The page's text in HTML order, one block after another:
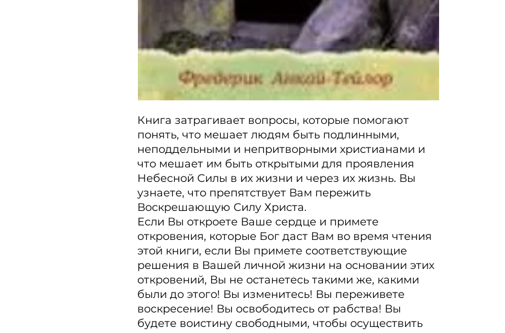
Книга затрагивает вопросы, которые помогают
понять, что мешает людям быть подлинными,
неподдельными и непритворными христианами и
что мешает им быть открытыми для проявления
Небесной Силы в их жизни и через их жизнь. Вы
узнаете, что препятствует Вам пережить
Воскрешающую Силу Христа.
Если Вы откроете Ваше сердце и примете
откровения, которые Бог даст Вам во время чтения
этой книги, если Вы примете соответствующие
решения в Вашей личной жизни на основании этих
откровений, Вы не останетесь такими же, какими
были до этого! Вы изменитесь! Вы переживете
воскресение! Вы освободитесь от рабства! Вы
будете воистину свободными, чтобы осуществить